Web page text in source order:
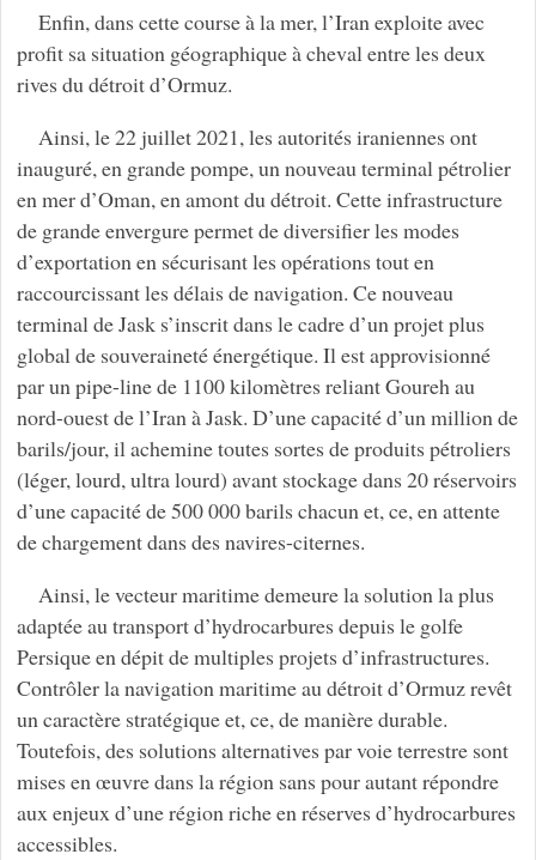
Enfin, dans cette course à la mer, l’Iran exploite avec
profit sa situation géographique à cheval entre les deux
rives du détroit d’Ormuz.
Ainsi, le 22 juillet 2021, les autorités iraniennes ont
inauguré, en grande pompe, un nouveau terminal pétrolier
en mer d’Oman, en amont du détroit. Cette infrastructure
de grande envergure permet de diversifier les modes
d’exportation en sécurisant les opérations tout en
raccourcissant les délais de navigation. Ce nouveau
terminal de Jask s’inscrit dans le cadre d’un projet plus
global de souveraineté énergétique. Il est approvisionné
par un pipe-line de 1100 kilomètres reliant Goureh au
nord-ouest de l’Iran à Jask. D’une capacité d’un million de
barils/jour, il achemine toutes sortes de produits pétroliers
(léger, lourd, ultra lourd) avant stockage dans 20 réservoirs
d’une capacité de 500 000 barils chacun et, ce, en attente
de chargement dans des navires-citernes.
Ainsi, le vecteur maritime demeure la solution la plus
adaptée au transport d’hydrocarbures depuis le golfe
Persique en dépit de multiples projets d’infrastructures.
Contrôler la navigation maritime au détroit d’Ormuz revêt
un caractère stratégique et, ce, de manière durable.
Toutefois, des solutions alternatives par voie terrestre sont
mises en œuvre dans la région sans pour autant répondre
aux enjeux d’une région riche en réserves d’hydrocarbures
accessibles.